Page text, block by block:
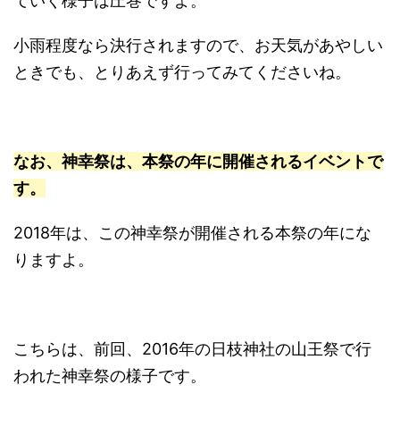
小雨程度なら決行されますので、お天気があやしい
ときでも、とりあえず行ってみてくださいね。
なお、神幸祭は、本祭の年に開催されるイベントで
す。
2018年は、この神幸祭が開催される本祭の年にな
りますよ。
こちらは、前回、2016年の日枝神社の山王祭で行
われた神幸祭の様子です。